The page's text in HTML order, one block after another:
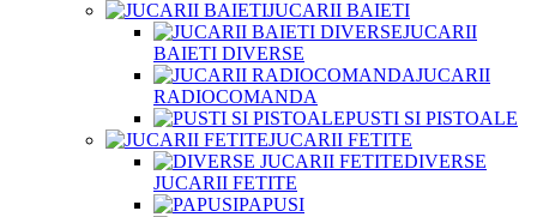
JUCARII BAIETI
JUCARII
BAIETI DIVERSE
JUCARII
RADIOCOMANDA
PUSTI SI PISTOALE
JUCARII FETITE
DIVERSE
JUCARII FETITE
PAPUSI